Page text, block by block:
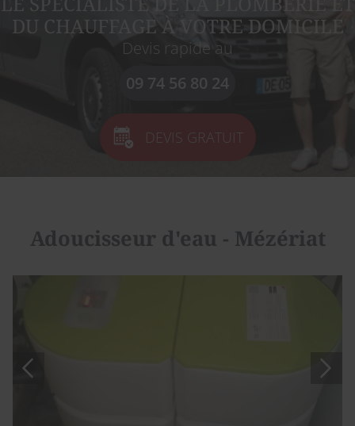
DU CHAUFFAGE À VOTRE DOMICILE
Devis rapide au
09 74 56 80 24
DEVIS GRATUIT
Adoucisseur d'eau - Mézériat